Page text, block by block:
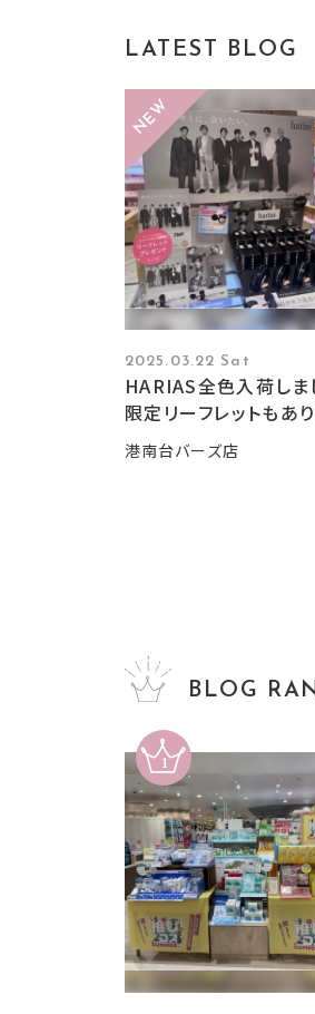
LATEST BLOG
2025.03.22 Sat
HARIAS全色入荷しま
限定リーフレットもあ
◎
港南台バーズ店
BLOG